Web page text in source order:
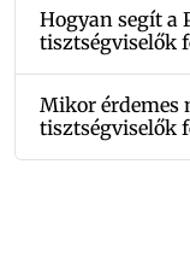
Hogyan segít a
tisztségviselők
Mikor érdemes
tisztségviselők